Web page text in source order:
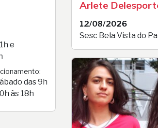
Arlete
12/08/2026
Sesc Bela Vista do
e
das 9h
às 18h